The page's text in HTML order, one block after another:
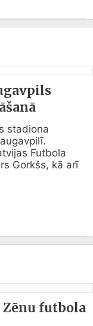
stadiona
Futbola
Gorkšs, kā arī
Zēnu futbola